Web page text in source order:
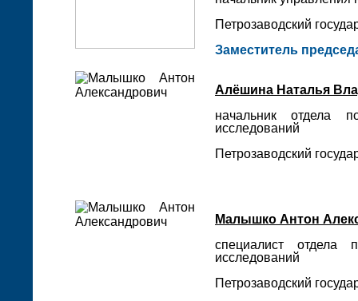
Петрозаводский
Заместитель
Алёшина Наталья
начальник отдела
исследований
Петрозаводский
Малышко Антон
специалист отдела
исследований
Петрозаводский